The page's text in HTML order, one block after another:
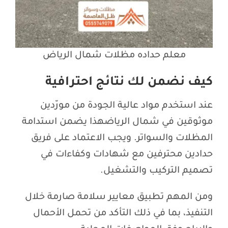
معلم حداده مظلات شمال الرياض
كيف نضمن لك نتائج احترافية
عند استخدم مواد عالية الجودة من مورّدين
موثوقين في شمال الرياضهذا يضمن استدامة
المظلات والسواتر. ويجب الاعتماد على فريق
حدادين محترفين مع شهادات وكفاءات في
تصميم التركيب والتشغيل.
ومن المهم تطبيق معايير سلامة صارمة خلال
التنفيذ، بما في ذلك التأكد من تحمل الأحمال